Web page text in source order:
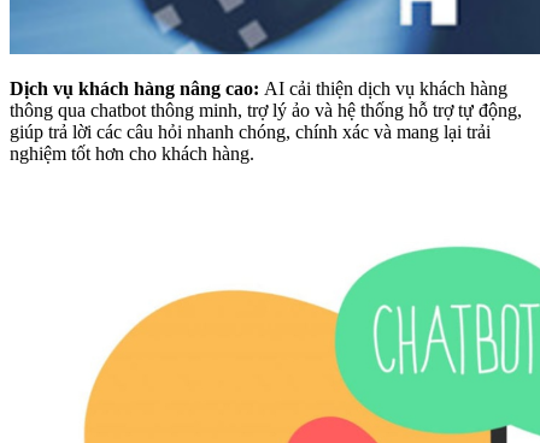
Dịch vụ khách hàng nâng cao: AI cải thiện dịch vụ khách hàng
thông qua chatbot thông minh, trợ lý ảo và hệ thống hỗ trợ tự động,
giúp trả lời các câu hỏi nhanh chóng, chính xác và mang lại trải
nghiệm tốt hơn cho khách hàng.